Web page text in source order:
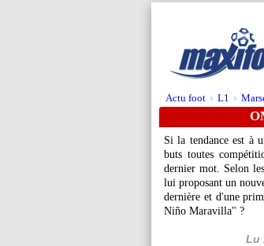
Actu foot > L1 >
Si la tendance est à
buts toutes
dernier mot. Selon
lui proposant un
dernière et d'une
Niño Maravilla" ?
Lu